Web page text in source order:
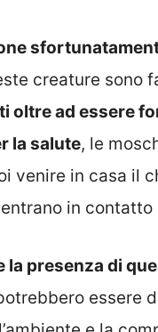
creature sono
oltre ad essere
la salute, le
venire in casa il
in
la presenza di
essere